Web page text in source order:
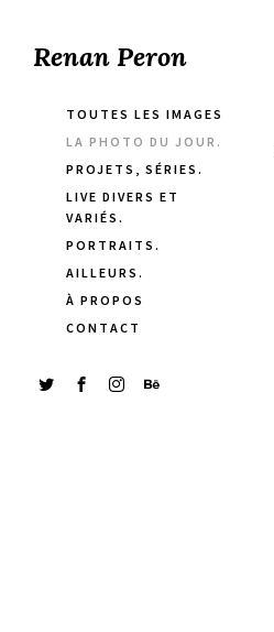
Renan Peron
TOUTES LES IMAGES
LA PHOTO DU JOUR.
PROJETS, SÉRIES.
LIVE DIVERS ET
VARIÉS.
PORTRAITS.
AILLEURS.
À PROPOS
CONTACT